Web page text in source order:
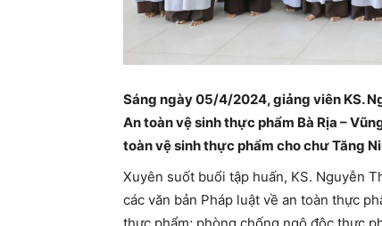
Sáng ngày 05/4/2024, giảng viên KS.
An toàn vệ sinh thực phẩm Bà Rịa –
toàn vệ sinh thực phẩm cho chư Tăng
Xuyên suốt buổi tập huấn, KS. Nguyễn
các văn bản Pháp luật về an toàn thực
thực phẩm; phòng chống ngộ độc thực